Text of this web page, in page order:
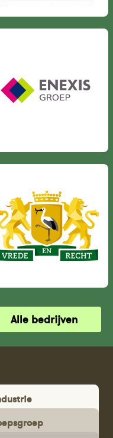
Alle bedrijven